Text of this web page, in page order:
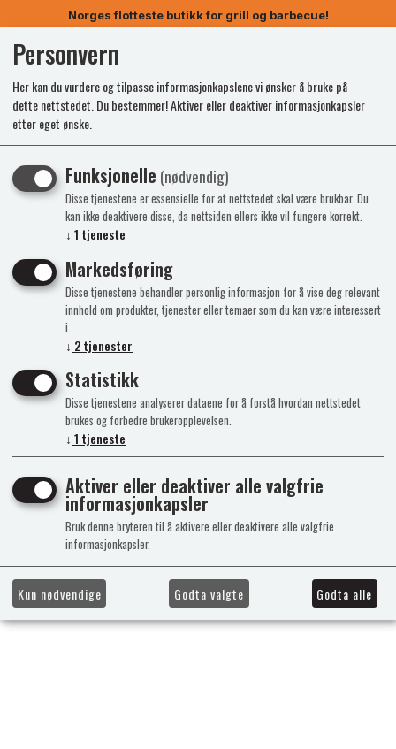
Norges flotteste butikk for grill og barbecue!
Registrer deg.
eller med e-post
Personvern
Her kan du vurdere og tilpasse informasjonkapslene vi ønsker å bruke på
dette nettstedet. Du bestemmer! Aktiver eller deaktiver informasjonkapsler
etter eget ønske.
Funksjonelle (nødvendig)
Disse tjenestene er essensielle for at nettstedet skal være brukbar. Du
kan ikke deaktivere disse, da nettsiden ellers ikke vil fungere korrekt.
↓ 1 tjeneste
Markedsføring
Disse tjenestene behandler personlig informasjon for å vise deg relevant
innhold om produkter, tjenester eller temaer som du kan være interessert
i.
↓ 2tjenester
Statistikk
Disse tjenestene analyserer dataene for å forstå hvordan nettstedet
brukes og forbedre brukeropplevelsen.
↓ 1 tjeneste
Aktiver eller deaktiver alle valgfrie
informasjonkapsler
Bruk denne bryteren til å aktivere eller deaktivere alle valgfrie
informasjonkapsler.
Kun nødvendige Godta valgte Godta alle